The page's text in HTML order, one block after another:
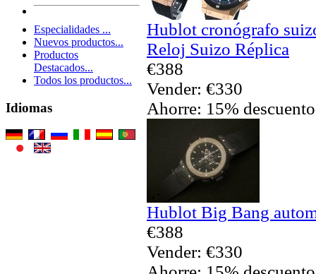
Especialidades ...
Nuevos productos...
Productos
Destacados...
Todos los productos...
Idiomas
Hublot cronógrafo
Reloj Suizo Réplica
€388
Vender: €330
Ahorre: 15% descuento
Hublot Big Bang
€388
Vender: €330